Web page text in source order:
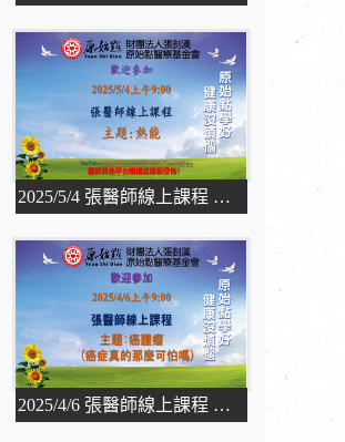
2025/5/4 張醫師線上課程 主題
2025/4/6 張醫師線上課程 主題